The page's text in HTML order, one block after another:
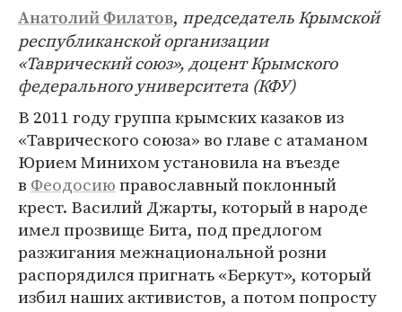
Анатолий Филатов, председатель Крымской
республиканской организации
«Таврический союз», доцент Крымского
федерального университета (КФУ)
В 2011 году группа крымских казаков из
«Таврического союза» во главе с атаманом
Юрием Минихом установила на въезде
в Феодосиюправославный поклонный
крест. Василий Джарты, который в народе
имел прозвище Бита, под предлогом
разжигания межнациональной розни
распорядился пригнать «Беркут», который
избил наших активистов, а потом попросту